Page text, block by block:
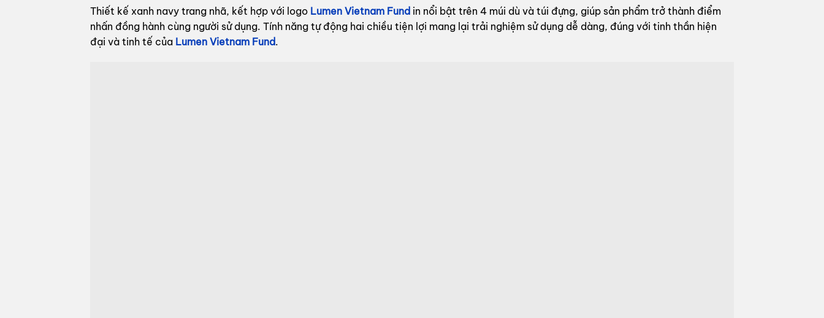
Thiết kế xanh navy trang nhã, kết hợp với logo Lumen Vietnam Fund in nổi bật trên 4 múi dù và túi đựng, giúp sản phẩm trở thành điểm
nhấn đồng hành cùng người sử dụng. Tính năng tự động hai chiều tiện lợi mang lại trải nghiệm sử dụng dễ dàng, đúng với tinh thần hiện
đại và tinh tế của Lumen Vietnam Fund.